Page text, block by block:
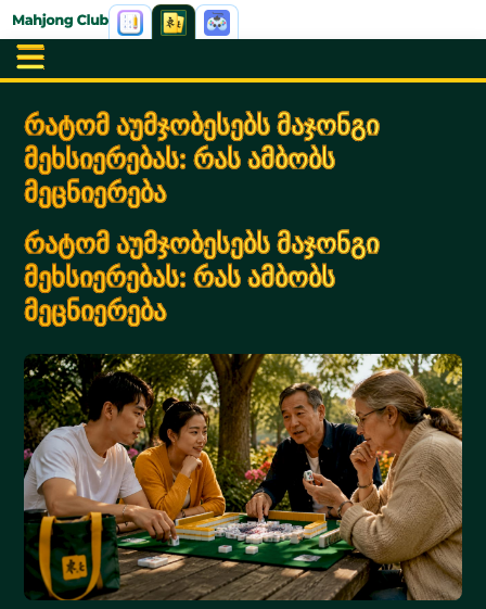
რატომ აუმჯობესებს მაჯონგი
მეხსიერებას: რას ამბობს
მეცნიერება
რატომ აუმჯობესებს მაჯონგი
მეხსიერებას: რას ამბობს
მეცნიერება